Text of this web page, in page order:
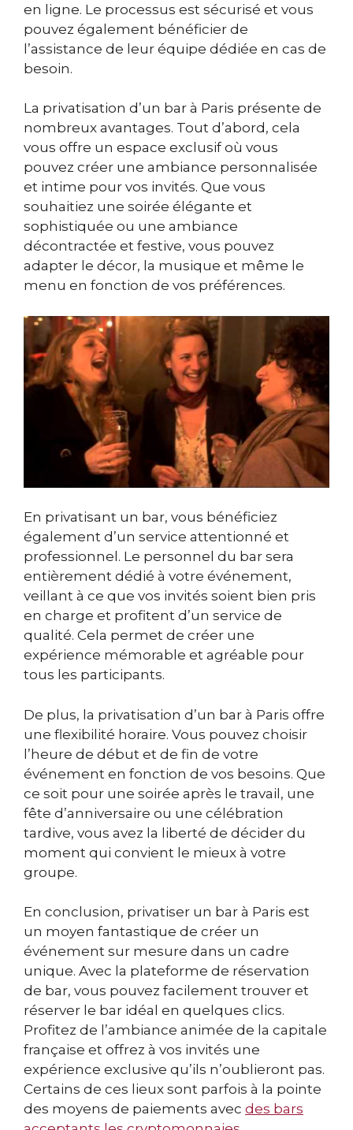
en ligne. Le processus est sécurisé et vous
pouvez également bénéficier de
l’assistance de leur équipe dédiée en cas de
besoin.
La privatisation d’un bar à Paris présente de
nombreux avantages. Tout d’abord, cela
vous offre un espace exclusif où vous
pouvez créer une ambiance personnalisée
et intime pour vos invités. Que vous
souhaitiez une soirée élégante et
sophistiquée ou une ambiance
décontractée et festive, vous pouvez
adapter le décor, la musique et même le
menu en fonction de vos préférences.
En privatisant un bar, vous bénéficiez
également d’un service attentionné et
professionnel. Le personnel du bar sera
entièrement dédié à votre événement,
veillant à ce que vos invités soient bien pris
en charge et profitent d’un service de
qualité. Cela permet de créer une
expérience mémorable et agréable pour
tous les participants.
De plus, la privatisation d’un bar à Paris offre
une flexibilité horaire. Vous pouvez choisir
l’heure de début et de fin de votre
événement en fonction de vos besoins. Que
ce soit pour une soirée après le travail, une
fête d’anniversaire ou une célébration
tardive, vous avez la liberté de décider du
moment qui convient le mieux à votre
groupe.
En conclusion, privatiser un bar à Paris est
un moyen fantastique de créer un
événement sur mesure dans un cadre
unique. Avec la plateforme de réservation
de bar, vous pouvez facilement trouver et
réserver le bar idéal en quelques clics.
Profitez de l’ambiance animée de la capitale
française et offrez à vos invités une
expérience exclusive qu’ils n’oublieront pas.
Certains de ces lieux sont parfois à la pointe
des moyens de paiements avec des bars